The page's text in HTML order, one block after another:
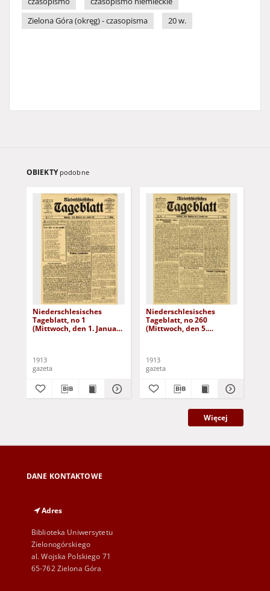
Zielona Góra (okręg) - czasopisma
20 w.
OBIEKTY podobne
Niederschlesisches
Tageblatt, no 1
(Mittwoch, den 1. Januar
1913
gazeta
Niederschlesisches
Tageblatt, no 260
(Mittwoch, den 5.
1913
gazeta
Więcej
DANE KONTAKTOWE
Adres
Biblioteka Uniwersytetu
Zielonogórskiego
al. Wojska Polskiego 71
65-762 Zielona Góra